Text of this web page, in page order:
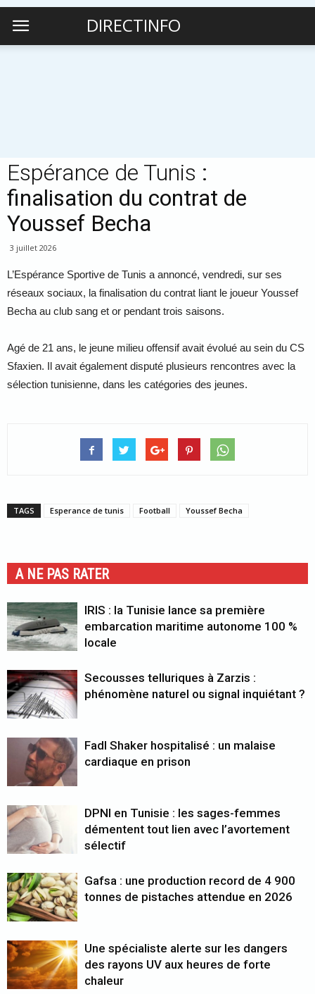
DIRECTINFO
Espérance de Tunis :
finalisation du contrat de
Youssef Becha
3 juillet 2026
L’Espérance Sportive de Tunis a annoncé, vendredi, sur ses
réseaux sociaux, la finalisation du contrat liant le joueur Youssef
Becha au club sang et or pendant trois saisons.
Agé de 21 ans, le jeune milieu offensif avait évolué au sein du CS
Sfaxien. Il avait également disputé plusieurs rencontres avec la
sélection tunisienne, dans les catégories des jeunes.
TAGS Esperance de tunis Football Youssef Becha
A NE PAS RATER
IRIS : la Tunisie lance sa première
embarcation maritime autonome 100 %
locale
Secousses telluriques à Zarzis :
phénomène naturel ou signal inquiétant ?
Fadl Shaker hospitalisé : un malaise
cardiaque en prison
DPNI en Tunisie : les sages-femmes
démentent tout lien avec l’avortement
sélectif
Gafsa : une production record de 4 900
tonnes de pistaches attendue en 2026
Une spécialiste alerte sur les dangers
des rayons UV aux heures de forte
chaleur